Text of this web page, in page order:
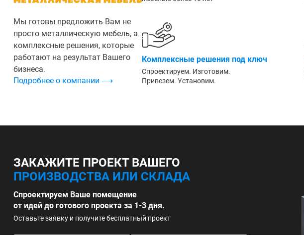
Мы готовы предложить Вам не
просто металлическую мебель, а
комплексные решения, которые
работают на результат Вашего
бизнеса.
Подробнее о компании ⟶
Комплексные решения под ключ
Спроектируем. Изготовим.
Привезем. Установим.
ЗАКАЖИТЕ ПРОЕКТ ВАШЕГО
ПРОИЗВОДСТВА ИЛИ СКЛАДА
Спроектируем Ваше помещение
от идей до готового проекта за 1-3 дня.
Оставьте заявку и получите бесплатный проект